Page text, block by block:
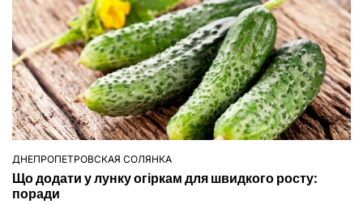
ОПУБЛІКУВАТИ
У
ДНЕПРОПЕТРОВСКАЯ СОЛЯНКА
Що додати у лунку огіркам для швидкого росту:
поради